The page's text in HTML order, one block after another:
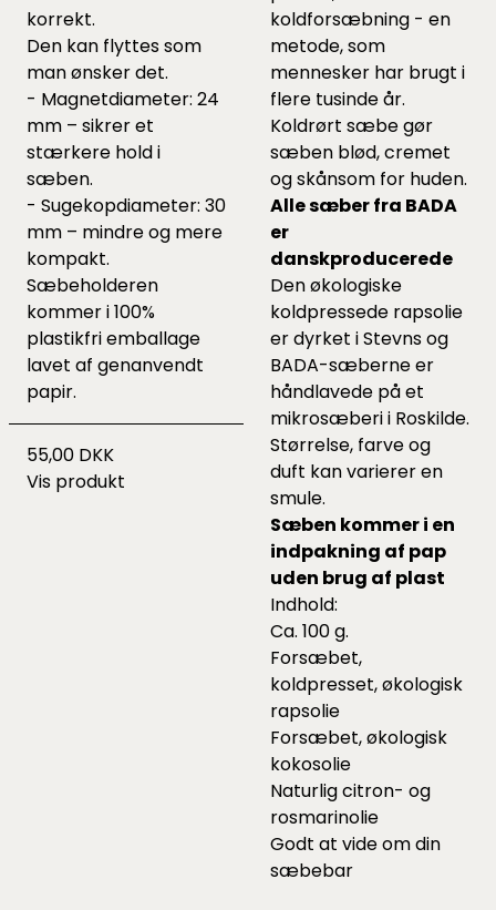
korrekt.
Den kan flyttes som
man ønsker det.
- Magnetdiameter: 24
mm – sikrer et
stærkere hold i
sæben.
- Sugekopdiameter: 30
mm – mindre og mere
kompakt.
Sæbeholderen
kommer i 100%
plastikfri emballage
lavet af genanvendt
papir.
55,00 DKK
Vis produkt
koldforsæbning - en
metode, som
mennesker har brugt i
flere tusinde år.
Koldrørt sæbe gør
sæben blød, cremet
og skånsom for huden.
Alle sæber fra BADA
er
danskproducerede
Den økologiske
koldpressede rapsolie
er dyrket i Stevns og
BADA-sæberne er
håndlavede på et
mikrosæberi i Roskilde.
Størrelse, farve og
duft kan varierer en
smule.
Sæben kommer i en
indpakning af pap
uden brug af plast
Indhold:
Ca. 100 g.
Forsæbet,
koldpresset, økologisk
rapsolie
Forsæbet, økologisk
kokosolie
Naturlig citron- og
rosmarinolie
Godt at vide om din
sæbebar